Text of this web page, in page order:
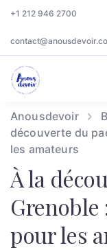
+1 212 946 2700
Anousdevoir
découverte du
les amateurs
À la
pour les